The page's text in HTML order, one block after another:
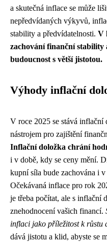
a skutečná inflace se může
nepředvídaných výkyvů,
stability a předvídatelnosti. V
zachování finanční stability
budoucnost s větší jistotou.
Výhody inflační
V roce 2025 se stává inflační
nástrojem pro zajištění
Inflační doložka chrání
i v době, kdy se ceny mění.
kupní síla bude zachována i
Očekávaná inflace pro rok
je třeba počítat, ale s inflační
znehodnocení vašich financí.
inflaci jako příležitost k růstu
dává jistotu a klid, abyste se